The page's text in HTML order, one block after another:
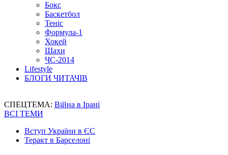
Бокс
Баскетбол
Теніс
Формула-1
Хокей
Шахи
ЧС-2014
Lifestyle
БЛОГИ ЧИТАЧІВ
СПЕЦТЕМА: Війна в Ірані
ВСІ ТЕМИ
Вступ України в ЄС
Теракт в Барселоні